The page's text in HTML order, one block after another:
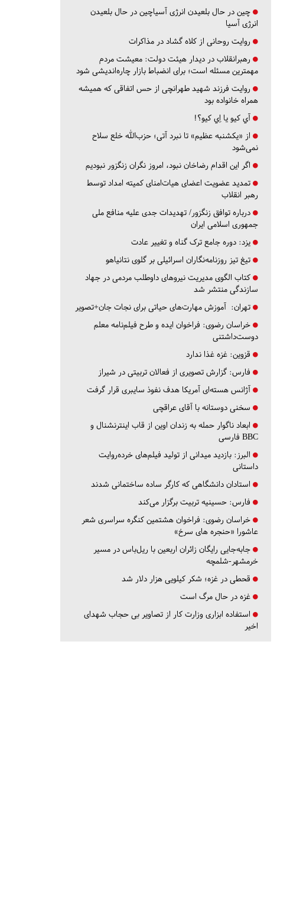
چین در حال بلعیدن انرژی آسیاچین در حال بلعیدن
انرژی آسیا
روایت روحانی از کلاه گشاد در مذاکرات
رهبرانقلاب در دیدار هیئت دولت: معیشت مردم
مهمترین مسئله است؛ برای انضباط بازار چاره‌اندیشی شود
روایت فرزند شهید طهرانچی از حس اتفاقی که همیشه
همراه خانواده بود
آي كيو يا اِي كيو؟!
از «یکشنبه عظیم» تا نبرد آتی؛ حزب‌الله خلع سلاح
نمی‌شود
اگر این اقدام رضاخان نبود، امروز نگران زنگزور نبودیم
تمدید عضویت اعضای هیات‌امنای کمیته امداد توسط
رهبر انقلاب
درباره توافق زنگزور/ تهدیدات جدی علیه منافع ملی
جمهوری اسلامی ایران
یزد: دوره جامع ترک گناه و تغییر عادت
تیغ تیز روزنامه‌نگاران اسرائیلی بر گلوی نتانیاهو
کتاب الگوی مدیریت نیروهای داوطلب مردمی در جهاد
سازندگی منتشر شد
تهران: آموزش مهارت‌های حیاتی برای نجات جان+تصویر
خراسان رضوی: فراخوان ایده و طرح فیلم‌نامه معلم
دوست‌داشتنی
قزوین: غزه غذا ندارد
فارس: گزارش تصویری از فعالان تربیتی در شیراز
آژانس هسته‌ای آمریکا هدف نفوذ سایبری قرار گرفت
سخنی دوستانه با آقای عراقچی
ابعاد ناگوار حمله به زندان اوین از قاب اینترنشنال و
BBC فارسی
البرز: بازدید میدانی از تولید فیلم‌های خرده‌روایت
داستانی
استادان دانشگاهی که کارگر ساده ساختمانی شدند
فارس: حسینیه تربیت برگزار می‌کند
خراسان رضوی: فراخوان هشتمین کنگره سراسری شعر
عاشورا «حنجره های سرخ»
جابه‌جایی رایگان زائران اربعین با ریل‌باس در مسیر
خرمشهر-شلمچه
قحطی در غزه؛ شکر کیلویی هزار دلار شد
غزه در حال مرگ است
استفاده ابزاری وزارت کار از تصاویر بی حجاب شهدای
اخیر